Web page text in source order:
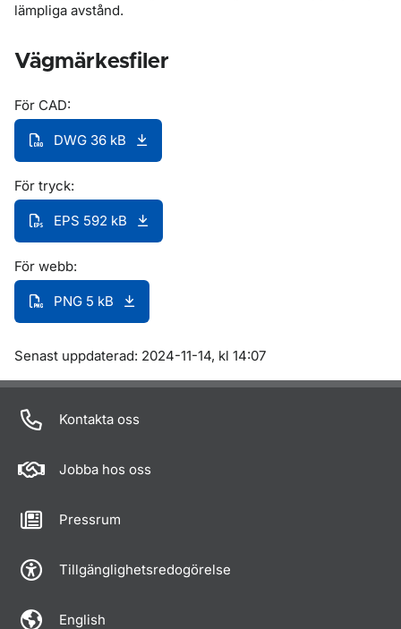
lämpliga avstånd.
Vägmärkesfiler
För CAD:
DWG 36 kB
För tryck:
EPS 592 kB
För webb:
PNG 5 kB
Om sidan
Senast uppdaterad: 2024-11-14, kl 14:07
Kontakta oss
Jobba hos oss
Pressrum
Tillgänglighetsredogörelse
English